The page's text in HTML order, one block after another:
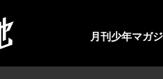
月刊少年マガ